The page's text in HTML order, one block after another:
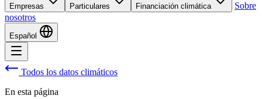
Empresas Particulares Financiación climática
Sobre
nosotros
Español
Todos los datos climáticos
En esta página